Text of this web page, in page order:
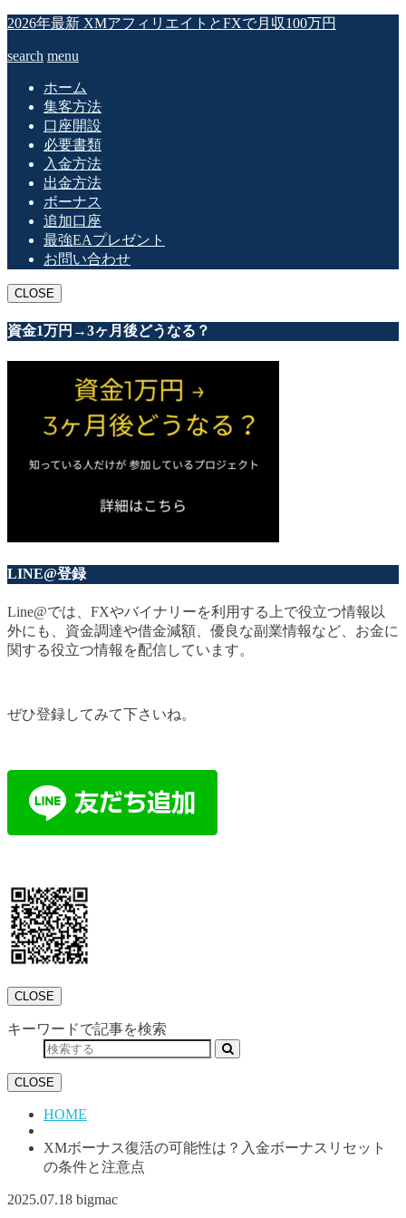
2026年最新 XMアフィリエイトとFXで月収100万円
search menu
ホーム
集客方法
口座開設
必要書類
入金方法
出金方法
ボーナス
追加口座
最強EAプレゼント
お問い合わせ
CLOSE
資金1万円→3ヶ月後どうなる？
LINE@登録
Line@では、FXやバイナリーを利用する上で役立つ情報以
外にも、資金調達や借金減額、優良な副業情報など、お金に
関する役立つ情報を配信しています。
ぜひ登録してみて下さいね。
CLOSE
キーワードで記事を検索
CLOSE
HOME
XMボーナス復活の可能性は？入金ボーナスリセット
の条件と注意点
2025.07.18 bigmac